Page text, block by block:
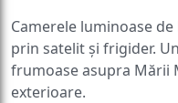
Camerele luminoase
prin satelit și frigider.
frumoase asupra Mării
exterioare.